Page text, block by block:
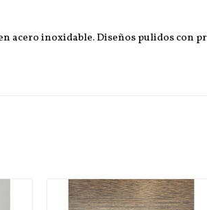
acero inoxidable. Diseños pulidos con